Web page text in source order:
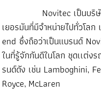
Novitec เป็นบริษัทผลิ
เยอรมันที่มีจำหน่ายไปทั่วโล
end ซึ่งถือว่าเป็นแบรนด์
ในที่รู้จักกันดีในโลก ชุดเเต่ง
รนด์ดัง เช่น Lamboghini,
Royce, McLaren